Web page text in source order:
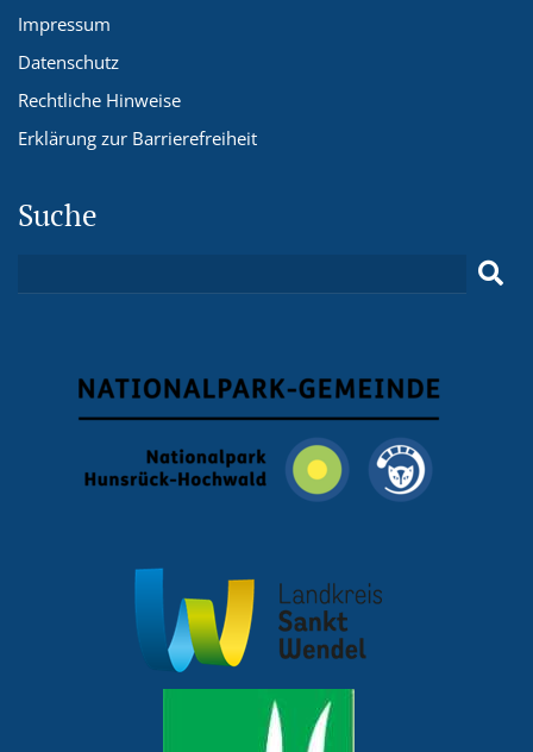
Impressum
Datenschutz
Rechtliche Hinweise
Erklärung zur Barrierefreiheit
Suche